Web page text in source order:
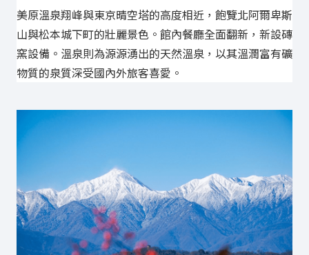
美原溫泉翔峰與東京晴空塔的高度相近，飽覽北阿爾卑斯
山與松本城下町的壯麗景色。館內餐廳全面翻新，新設磚
窯設備。溫泉則為源源湧出的天然溫泉，以其溫潤富有礦
物質的泉質深受國內外旅客喜愛。